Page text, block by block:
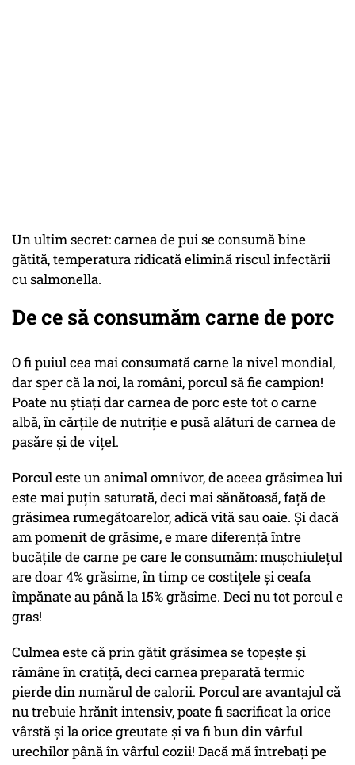
Un ultim secret: carnea de pui se consumă bine
gătită, temperatura ridicată elimină riscul infectării
cu salmonella.
De ce să consumăm carne de porc
O fi puiul cea mai consumată carne la nivel mondial,
dar sper că la noi, la români, porcul să fie campion!
Poate nu știați dar carnea de porc este tot o carne
albă, în cărțile de nutriție e pusă alături de carnea de
pasăre și de vițel.
Porcul este un animal omnivor, de aceea grăsimea lui
este mai puțin saturată, deci mai sănătoasă, față de
grăsimea rumegătoarelor, adică vită sau oaie. Și dacă
am pomenit de grăsime, e mare diferență între
bucățile de carne pe care le consumăm: mușchiulețul
are doar 4% grăsime, în timp ce costițele și ceafa
împănate au până la 15% grăsime. Deci nu tot porcul e
gras!
Culmea este că prin gătit grăsimea se topește și
rămâne în cratiță, deci carnea preparată termic
pierde din numărul de calorii. Porcul are avantajul că
nu trebuie hrănit intensiv, poate fi sacrificat la orice
vârstă și la orice greutate și va fi bun din vârful
urechilor până în vârful cozii! Dacă mă întrebați pe